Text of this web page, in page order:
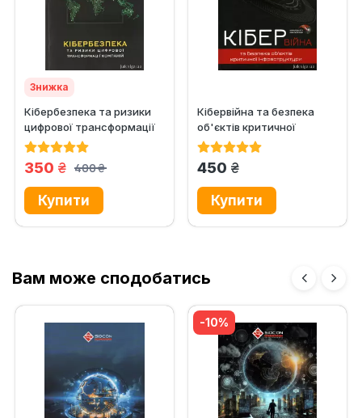
Знижка
Кібербезпека та ризики
цифрової трансформації
компаній
400
грн.
350 грн.
Кібервійна та безпека
об'єктів критичної
інфраструктури.
450 грн.
Вам може сподобатись
-10%